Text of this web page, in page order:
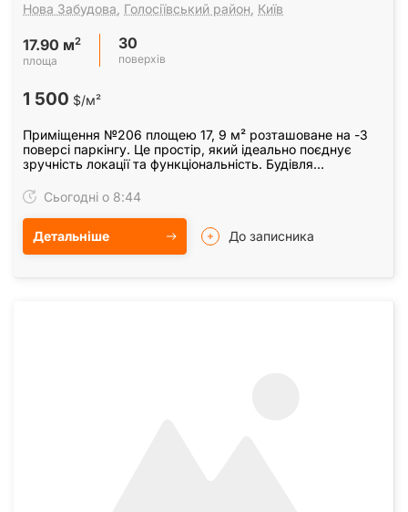
Нова Забудова Голосіївський район Київ
17.90 м2
площа
30
поверхів
1 500 $/м²
Приміщення №206 площею 17, 9 м² розташоване на -3
поверсі паркінгу. Це простір, який ідеально поєднує
зручність локації та функціональність. Будівля
Сьогодні о 8:44
Детальніше До записника